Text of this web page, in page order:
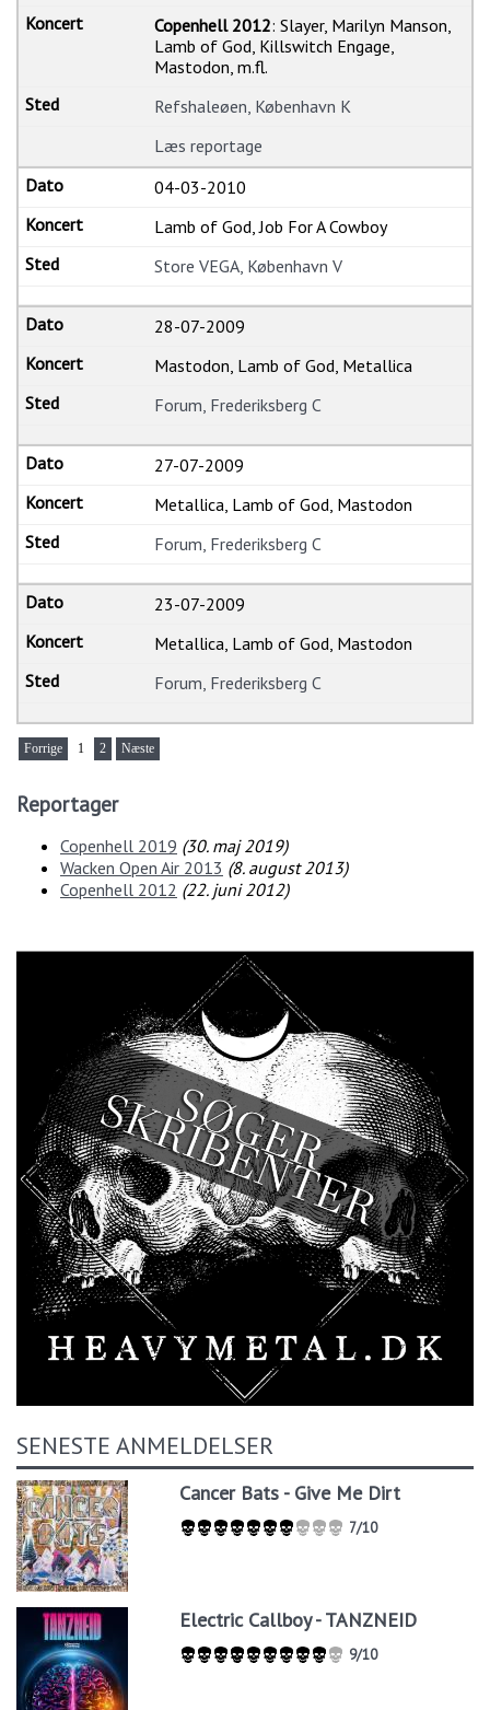
Copenhell 2012: Slayer, Marilyn Manson,
Lamb of God, Killswitch Engage,
Mastodon, m.fl.
Refshaleøen, København K
Læs reportage
04-03-2010
Lamb of God, Job For A Cowboy
Store VEGA, København V
28-07-2009
Mastodon, Lamb of God, Metallica
Forum, Frederiksberg C
27-07-2009
Metallica, Lamb of God, Mastodon
Forum, Frederiksberg C
23-07-2009
Metallica, Lamb of God, Mastodon
Forum, Frederiksberg C
Forrige 1 2 Næste
Reportager
Copenhell 2019 (30. maj 2019)
Wacken Open Air 2013 (8. august 2013)
Copenhell 2012 (22. juni 2012)
SENESTE ANMELDELSER
Cancer Bats - Give Me Dirt
7/10
Electric Callboy - TANZNEID
9/10